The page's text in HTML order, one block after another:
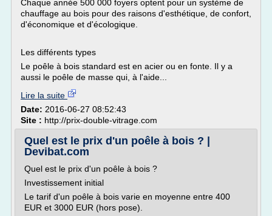
Chaque année 500 000 foyers optent pour un système de
chauffage au bois pour des raisons d'esthétique, de confort,
d'économique et d'écologique.
Les différents types
Le poêle à bois standard est en acier ou en fonte. Il y a
aussi le poêle de masse qui, à l'aide...
Lire la suite
Date: 2016-06-27 08:52:43
Site : http://prix-double-vitrage.com
Quel est le prix d'un poêle à bois ? |
Devibat.com
Quel est le prix d'un poêle à bois ?
Investissement initial
Le tarif d'un poêle à bois varie en moyenne entre 400
EUR et 3000 EUR (hors pose).